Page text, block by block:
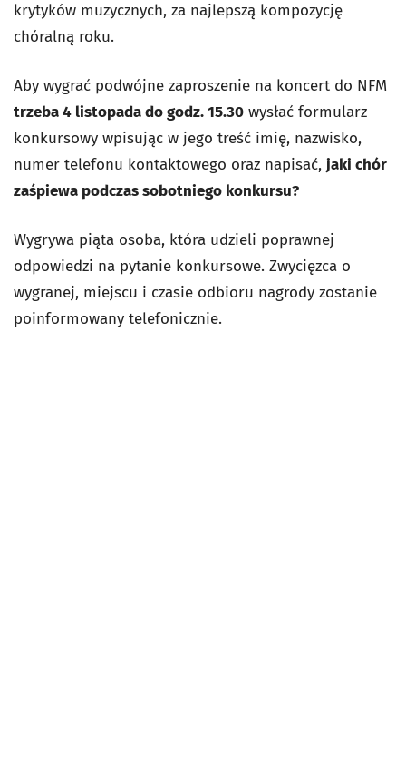
krytyków muzycznych, za najlepszą kompozycję
chóralną roku.
Aby wygrać podwójne zaproszenie na koncert do NFM
trzeba 4 listopada do godz. 15.30 wysłać formularz
konkursowy wpisując w jego treść imię, nazwisko,
numer telefonu kontaktowego oraz napisać, jaki chór
zaśpiewa podczas sobotniego konkursu?
Wygrywa piąta osoba, która udzieli poprawnej
odpowiedzi na pytanie konkursowe. Zwycięzca o
wygranej, miejscu i czasie odbioru nagrody zostanie
poinformowany telefonicznie.